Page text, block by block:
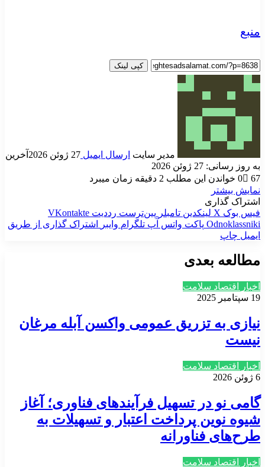
منبع
کپی لینک
مدیر سایت ارسال ایمیل 27 ژوئن 2026
آخرین
به روز رسانی: 27 ژوئن 2026
0
67
خواندن این مطلب 2 دقیقه زمان میبرد
نمایش بیشتر
اشتراک گذاری
فیس بوک X لینکدین ‫تامبلر ‫پین‌ترست ‫رددیت ‫VKontakte
‫Odnoklassniki پاکت واتس آپ تلگرام وایبر
اشتراک گذاری از طریق
ایمیل چاپ
مطالعه بعدی
اخبار اقتصاد سلامت
19 سپتامبر 2025
نیازی به تزریق عمومی واکسن آبله مرغان
نیست
اخبار اقتصاد سلامت
6 ژوئن 2026
گامی نو در تسهیل فرآیندهای فناوری؛ آغاز
شیوه نوین پرداخت اعتبار و تسهیلات به
طرح‌های فناورانه
اخبار اقتصاد سلامت